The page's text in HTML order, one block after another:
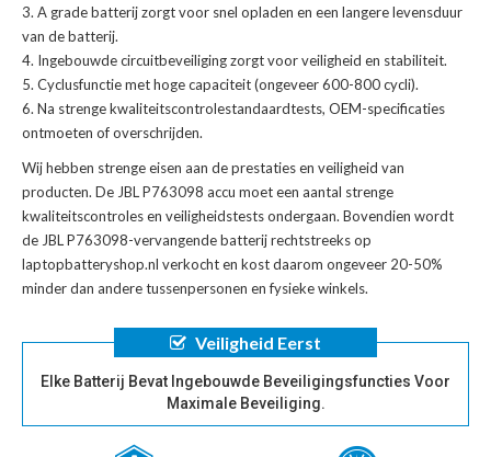
A grade batterij zorgt voor snel opladen en een langere levensduur
van de batterij.
Ingebouwde circuitbeveiliging zorgt voor veiligheid en stabiliteit.
Cyclusfunctie met hoge capaciteit (ongeveer 600-800 cycli).
Na strenge kwaliteitscontrolestandaardtests, OEM-specificaties
ontmoeten of overschrijden.
Wij hebben strenge eisen aan de prestaties en veiligheid van
producten. De JBL P763098 accu moet een aantal strenge
kwaliteitscontroles en veiligheidstests ondergaan. Bovendien wordt
de JBL P763098-vervangende batterijrechtstreeks op
laptopbatteryshop.nl verkocht en kost daarom ongeveer 20-50%
minder dan andere tussenpersonen en fysieke winkels.
Veiligheid Eerst
Elke Batterij Bevat Ingebouwde Beveiligingsfuncties Voor
Maximale Beveiliging.